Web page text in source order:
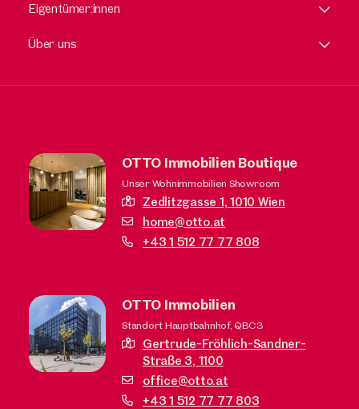
Eigentümer:innen
Über uns
OTTO Immobilien Boutique
Unser Wohnimmobilien Showroom
Zedlitzgasse 1,1010 Wien
home@otto.at
+43 1 512 77 77 808
OTTO Immobilien
Standort Hauptbahnhof, QBC3
Gertrude-Fröhlich-Sandner-
Straße 3, 1100
office@otto.at
+43 1 512 77 77 803